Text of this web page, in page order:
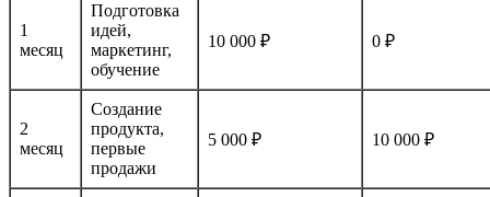
1
месяц
Подготовка
идей,
маркетинг,
обучение
10 000 ₽ 0 ₽
2
месяц
Создание
продукта,
первые
продажи
5 000 ₽ 10 000 ₽